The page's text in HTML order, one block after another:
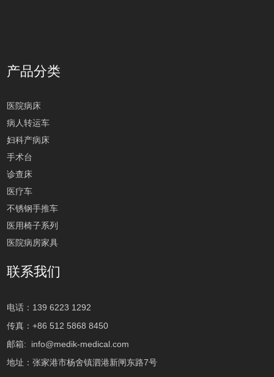
产品分类
医院病床
病人转运车
妇科产病床
手术台
诊查床
医疗车
不锈钢手推车
医用椅子系列
医院病房家具
联系我们
电话：139 6223 1292
传真：+86 512 5868 8450
邮箱: info@medik-medical.com
地址：张家港市杨舍镇泗港新闸东路7号